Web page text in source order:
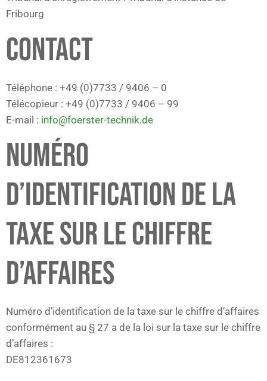
Fribourg
CONTACT
Téléphone : +49 (0)7733 / 9406 – 0
Télécopieur : +49 (0)7733 / 9406 – 99
E-mail : info@foerster-technik.de
NUMÉRO
D’IDENTIFICATION DE LA
TAXE SUR LE CHIFFRE
D’AFFAIRES
Numéro d’identification de la taxe sur le chiffre d’affaires
conformément au § 27 a de la loi sur la taxe sur le chiffre
d’affaires :
DE812361673